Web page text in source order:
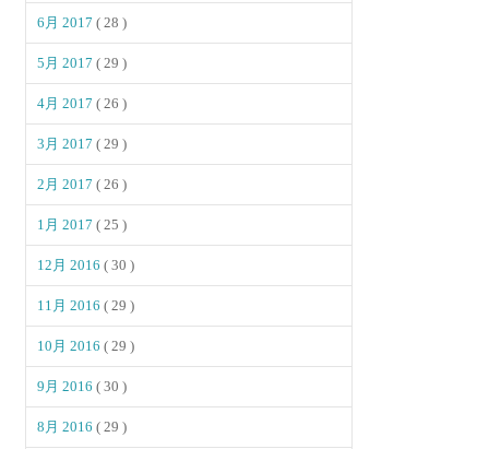
6月 2017( 28 )
5月 2017( 29 )
4月 2017( 26 )
3月 2017( 29 )
2月 2017( 26 )
1月 2017( 25 )
12月 2016( 30 )
11月 2016( 29 )
10月 2016( 29 )
9月 2016( 30 )
8月 2016( 29 )